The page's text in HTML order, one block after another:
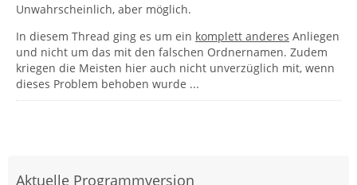
Unwahrscheinlich, aber möglich.
In diesem Thread ging es um ein komplett anderes Anliegen
und nicht um das mit den falschen Ordnernamen. Zudem
kriegen die Meisten hier auch nicht unverzüglich mit, wenn
dieses Problem behoben wurde ...
Aktuelle Programmversion